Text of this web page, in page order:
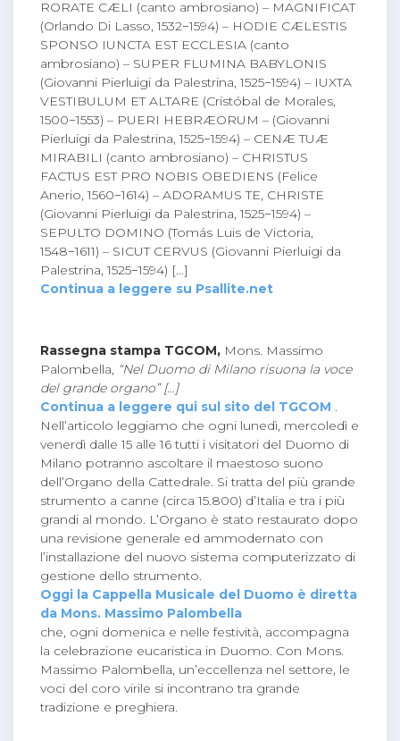
RORATE CÆLI (canto ambrosiano) – MAGNIFICAT
(Orlando Di Lasso, 1532−1594) – HODIE CÆLESTIS
SPONSO IUNCTA EST ECCLESIA (canto
ambrosiano) – SUPER FLUMINA BABYLONIS
(Giovanni Pierluigi da Palestrina, 1525−1594) – IUXTA
VESTIBULUM ET ALTARE (Cristóbal de Morales,
1500−1553) – PUERI HEBRÆORUM – (Giovanni
Pierluigi da Palestrina, 1525−1594) – CENÆ TUÆ
MIRABILI (canto ambrosiano) – CHRISTUS
FACTUS EST PRO NOBIS OBEDIENS (Felice
Anerio, 1560−1614) – ADORAMUS TE, CHRISTE
(Giovanni Pierluigi da Palestrina, 1525−1594) –
SEPULTO DOMINO (Tomás Luis de Victoria,
1548−1611) – SICUT CERVUS (Giovanni Pierluigi da
Palestrina, 1525−1594) […]
Continua a leggere su Psallite.net
Rassegna stampa TGCOM, Mons. Massimo
Palombella, “Nel Duomo di Milano risuona la voce
del grande organo” […]
Continua a leggere qui sul sito del TGCOM .
Nell’articolo leggiamo che ogni lunedì, mercoledì e
venerdì dalle 15 alle 16 tutti i visitatori del Duomo di
Milano potranno ascoltare il maestoso suono
dell’Organo della Cattedrale. Si tratta del più grande
strumento a canne (circa 15.800) d’Italia e tra i più
grandi al mondo. L’Organo è stato restaurato dopo
una revisione generale ed ammodernato con
l’installazione del nuovo sistema computerizzato di
gestione dello strumento.
Oggi la Cappella Musicale del Duomo è diretta
da Mons. Massimo Palombella
che, ogni domenica e nelle festività, accompagna
la celebrazione eucaristica in Duomo. Con Mons.
Massimo Palombella, un’eccellenza nel settore, le
voci del coro virile si incontrano tra grande
tradizione e preghiera.